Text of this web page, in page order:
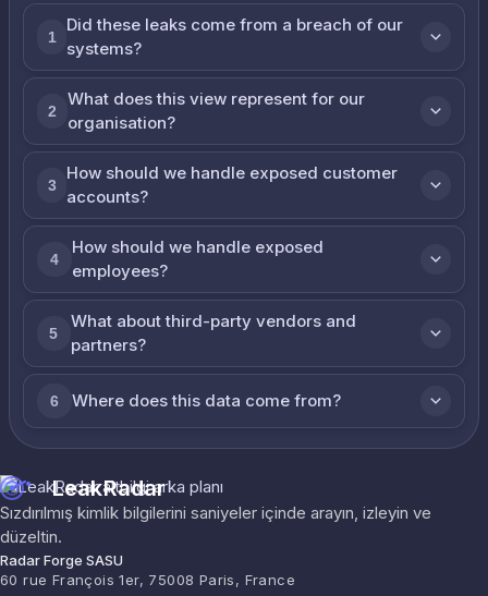
1
Did these leaks come from a breach of our
systems?
2
What does this view represent for our
organisation?
3
How should we handle exposed customer
accounts?
4
How should we handle exposed
employees?
5
What about third-party vendors and
partners?
6 Where does this data come from?
LeakRadar
Sızdırılmış kimlik bilgilerini saniyeler içinde arayın, izleyin ve
düzeltin.
Radar Forge SASU
60 rue François 1er, 75008 Paris, France